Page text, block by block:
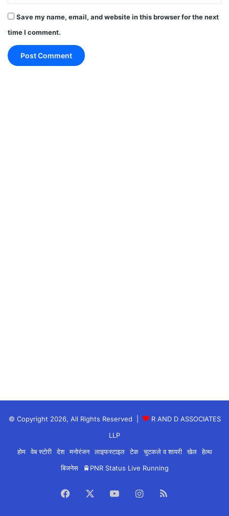
Save my name, email, and website in this browser for the next
time I comment.
© Copyright 2026, All Rights Reserved |
R AND D ASSOCIATES
LLP
होम
वेब स्टोरी देश मनोरंजन लाइफस्टाइल टेक चुटकले व शायरी खेल
हेल्थ
बिजनेस
🚆PNR Status Live Running
Facebook YouTubeInstagram
RSS